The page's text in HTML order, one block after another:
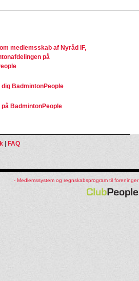
medlemsskab af Nyråd IF,
på
BadmintonPeople
BadmintonPeople
FAQ
- Medlemssystem og regnskabsprogram til foreninger